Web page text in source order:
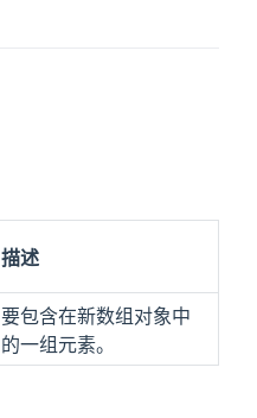
描述
要包含在新数组对象中
的一组元素。